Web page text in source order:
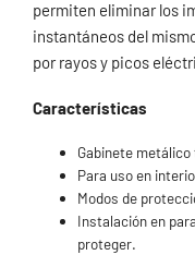
permiten eliminar los
instantáneos del
por rayos y picos
Características
Gabinete metálico
Para uso en
Modos de
Instalación en
proteger.